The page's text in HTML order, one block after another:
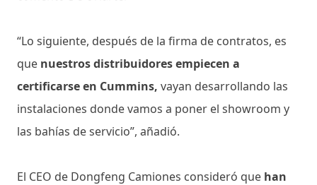
“Lo siguiente, después de la firma de contratos, es
que nuestros distribuidores empiecen a
certificarse en Cummins, vayan desarrollando las
instalaciones donde vamos a poner el showroom y
las bahías de servicio”, añadió.
El CEO de Dongfeng Camiones consideró que han